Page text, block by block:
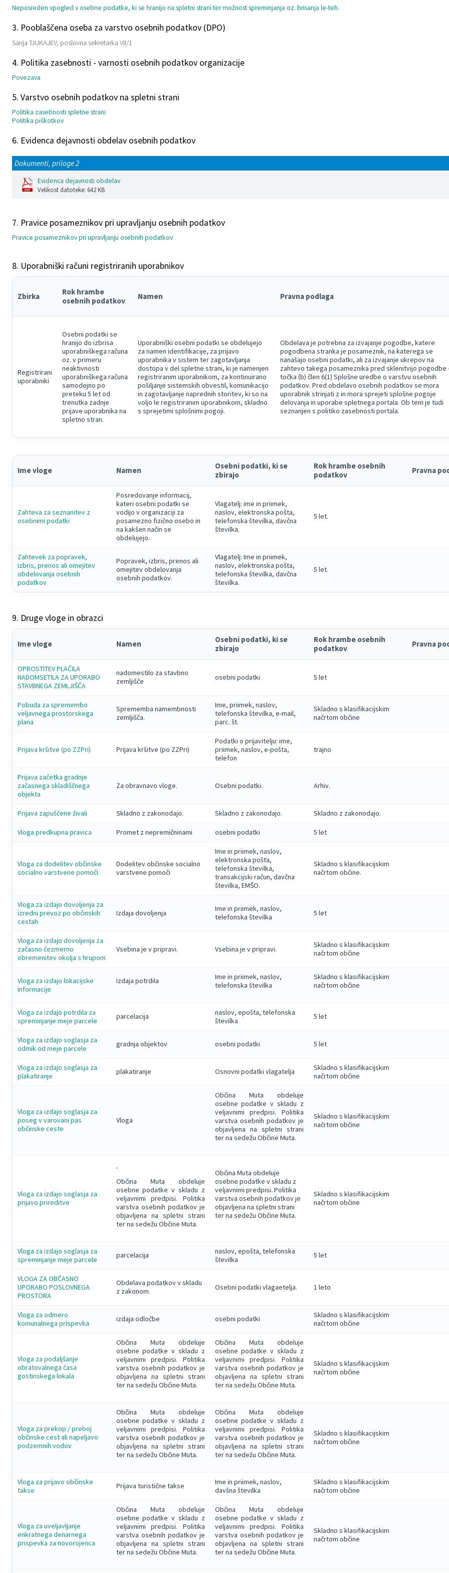
Neposreden vpogled v osebne podatke, ki se hranijo na spletni strani ter možnost spreminjanja oz. brisanja le-teh.
3. Pooblaščena oseba za varstvo osebnih podatkov (DPO)
Sanja TJUKAJEV, poslovna sekretarka VII/1
4. Politika zasebnosti - varnosti osebnih podatkov organizacije
Povezava
5. Varstvo osebnih podatkov na spletni strani
Politika zasebnosti spletne strani
Politika piškotkov
6. Evidenca dejavnosti obdelav osebnih podatkov
Dokumenti, priloge 2
Evidenca dejavnosti obdelav
Velikost datoteke: 642 KB
7. Pravice posameznikov pri upravljanju osebnih podatkov
Pravice posameznikov pri upravljanju osebnih podatkov
8. Uporabniški računi registriranih uporabnikov
Zbirka
Rok hrambe
osebnih podatkov
Namen Pravna podlaga
Registrirani
uporabniki
Osebni podatki se
hranijo do izbrisa
uporabniškega računa
oz. v primeru
neaktivnosti
uporabniškega računa
samodejno po
preteku 5 let od
trenutka zadnje
prijave uporabnika na
spletno stran.
Uporabniški osebni podatki se obdelujejo
za namen identifikacije, za prijavo
uporabnika v sistem ter zagotavljanja
dostopa v del spletne strani, ki je namenjen
registriranim uporabnikom, za kontinuirano
pošiljanje sistemskih obvestil, komunikacijo
in zagotavljanje naprednih storitev, ki so na
voljo le registriranim uporabnikom, skladno
s sprejetimi splošnimi pogoji.
Obdelava je potrebna za izvajanje pogodbe, katere
pogodbena stranka je posameznik, na katerega se
nanašajo osebni podatki, ali za izvajanje ukrepov na
zahtevo takega posameznika pred sklenitvijo pogodbe
točka (b) člen 6(1) Splošne uredbe o varstvu osebnih
podatkov. Pred obdelavo osebnih podatkov se mora
uporabnik strinjati z in mora sprejeti splošne pogoje
delovanja in uporabe spletnega portala. Ob tem je tudi
seznanjen s politiko zasebnosti portala.
Ime vloge Namen
Osebni podatki, ki se
zbirajo
Rok hrambe osebnih
podatkov
Pravna
Zahteva za seznanitev z
osebnimi podatki
Posredovanje informacij,
kateri osebni podatki se
vodijo v organizaciji za
posamezno fizično osebo in
na kakšen način se
obdelujejo.
Vlagatelj: ime in priimek,
naslov, elektronska pošta,
telefonska številka, davčna
številka.
5 let.
Zahtevek za popravek,
izbris, prenos ali omejitev
obdelovanja osebnih
podatkov
Popravek, izbris, prenos ali
omejitev obdelovanja
osebnih podatkov.
Vlagatelj: Ime in priimek,
naslov, elektronska pošta,
telefonska številka, davčna
številka.
5 let.
9. Druge vloge in obrazci
Ime vloge Namen
Osebni podatki, ki se
zbirajo
Rok hrambe osebnih
podatkov
Pravna
OPROSTITEV PLAČILA
NADOMSETILA ZA UPORABO
STAVBNEGA ZEMLJIŠČA
nadomestilo za stavbno
zemljišče
osebni podatki 5 let
Pobuda za spremembo
veljavnega prostorskega
plana
Sprememba namembnosti
zemljišča.
Ime, priimek, naslov,
telefonska številka, e-mail,
parc. št.
Skladno s klasifikacijskim
načrtom občine
Prijava kršitve (po ZZPri) Prijava kršitve (po ZZPri)
Podatki o prijavitelju: ime,
priimek, naslov, e-pošta,
telefon
trajno
Prijava začetka gradnje
začasnega skladiščnega
objekta
Za obravnavo vloge. Osebni podatki. Arhiv.
Prijava zapuščene živali Skladno z zakonodajo. Skladno z zakonodajo. Skladno z zakonodajo.
Vloga predkupna pravica Promet z nepremičninami osebni podatki 5 let
Vloga za dodelitev občinske
socialno varstvene pomoči
Dodelitev občinske socialno
varstvene pomoči
Ime in priimek, naslov,
elektronska pošta,
telefonska številka,
transakcijski račun, davčna
številka, EMŠO.
Skladno s klasifikacijskim
načrtom občine.
Vloga za izdajo dovoljenja za
izredni prevoz po občinskih
cestah
Izdaja dovoljenja
Ime in priimek, naslov,
telefonska številka
5 let
Vloga za izdajo dovoljenja za
začasno čezmerno
obremenitev okolja s hrupom
Vsebina je v pripravi. Vsebina je v pripravi.
Skladno s klasifikacijskim
načrtom občine
Vloga za izdajo lokacijske
informacije
Izdaja potrdila
Ime in priimek, naslov,
telefonska številka
Skladno s klasifikacijskim
načrtom občine
Vloga za izdajo potrdila za
spreminjanje meje parcele
parcelacija
naslov, epošta, telefonska
številka
5 let
Vloga za izdajo soglasja za
odmik od meje parcele
gradnja objektov osebni podatki 5 let
Vloga za izdajo soglasja za
plakatiranje
plakatiranje Osnovni podatki vlagatelja
Skladno s klasifikacijskim
načrtom občine
Vloga za izdajo soglasja za
poseg v varovani pas
občinske ceste
Vloga
Občina Muta obdeluje
osebne podatke v skladu z
veljavnimi predpisi. Politika
varstva osebnih podatkov je
objavljena na spletni strani
ter na sedežu Občine Muta.
Skladno s klasifikacijskim
načrtom občine
Vloga za izdajo soglasja za
prijavo prireditve
Občina Muta obdeluje
osebne podatke v skladu z
veljavnimi predpisi. Politika
varstva osebnih podatkov je
objavljena na spletni strani
ter na sedežu Občine Muta.
Občina Muta obdeluje
osebne podatke v skladu z
veljavnimi predpisi. Politika
varstva osebnih podatkov je
objavljena na spletni strani
ter na sedežu Občine Muta.
Skladno s klasifikacijskim
načrtom občine
Vloga za izdajo soglasja za
spreminjanje meje parcele
parcelacija
naslov, epošta, telefonska
številka
5 let
VLOGA ZA OBČASNO
UPORABO POSLOVNEGA
PROSTORA
Obdelava podatkov v skladu
z zakonom.
Osebni podatki vlagaetelja. 1 leto
Vloga za odmero
komunalnega prispevka
izdaja odločbe osebni podatki
Skladno s klasifikacijskim
načrtom občine
Vloga za podaljšanje
obratovalnega časa
gostinskega lokala
Občina Muta obdeluje
osebne podatke v skladu z
veljavnimi predpisi. Politika
varstva osebnih podatkov je
objavljena na spletni strani
ter na sedežu Občine Muta.
Občina Muta obdeluje
osebne podatke v skladu z
veljavnimi predpisi. Politika
varstva osebnih podatkov je
objavljena na spletni strani
ter na sedežu Občine Muta.
Skladno s klasifikacijskim
načrtom občine
Vloga za prekop / preboj
občinske cest ali napeljavo
podzemnih vodov
Občina Muta obdeluje
osebne podatke v skladu z
veljavnimi predpisi. Politika
varstva osebnih podatkov je
objavljena na spletni strani
ter na sedežu Občine Muta.
Občina Muta obdeluje
osebne podatke v skladu z
veljavnimi predpisi. Politika
varstva osebnih podatkov je
objavljena na spletni strani
ter na sedežu Občine Muta.
Skladno s klasifikacijskim
načrtom občine
Vloga za prijavo občinske
takse
Prijava turistične takse
Ime in priimek, naslov,
davšna številka
Skladno s klasifikacijskim
načrtom občine
Vloga za uveljavljanje
enkratnega denarnega
prispevka za novorojenca
Občina Muta obdeluje
osebne podatke v skladu z
veljavnimi predpisi. Politika
varstva osebnih podatkov je
objavljena na spletni strani
ter na sedežu Občine Muta.
Občina Muta obdeluje
osebne podatke v skladu z
veljavnimi predpisi. Politika
varstva osebnih podatkov je
objavljena na spletni strani
ter na sedežu Občine Muta.
Skladno s klasifikacijskim
načrtom občine
Katalog informacij javnega značaja
Lokalne volitve